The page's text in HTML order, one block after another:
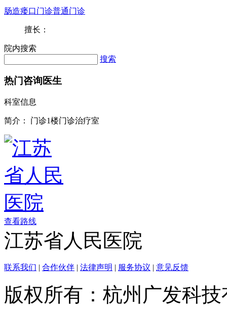
肠造瘘口门诊普通门诊
擅长：
院内搜索
搜索
热门咨询医生
科室信息
简介： 门诊1楼门诊治疗室
查看路线
江苏省人民医院
联系我们 | 合作伙伴 | 法律声明 | 服务协议 | 意见反馈
版权所有：杭州广发科